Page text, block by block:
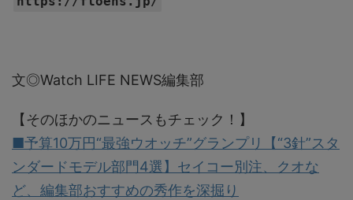
文◎Watch LIFE NEWS編集部
【そのほかのニュースもチェック！】
■予算10万円“最強ウオッチ”グランプリ【“3針”スタ
ンダードモデル部門4選】セイコー別注、クオな
ど、編集部おすすめの秀作を深掘り